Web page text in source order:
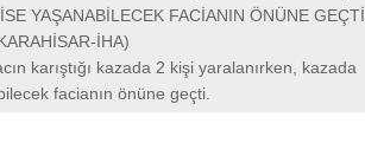
YAŞANABİLECEK FACİANIN ÖNÜNE GEÇTİ.
İHA)
karıştığı kazada 2 kişi yaralanırken, kazada
facianın önüne geçti.